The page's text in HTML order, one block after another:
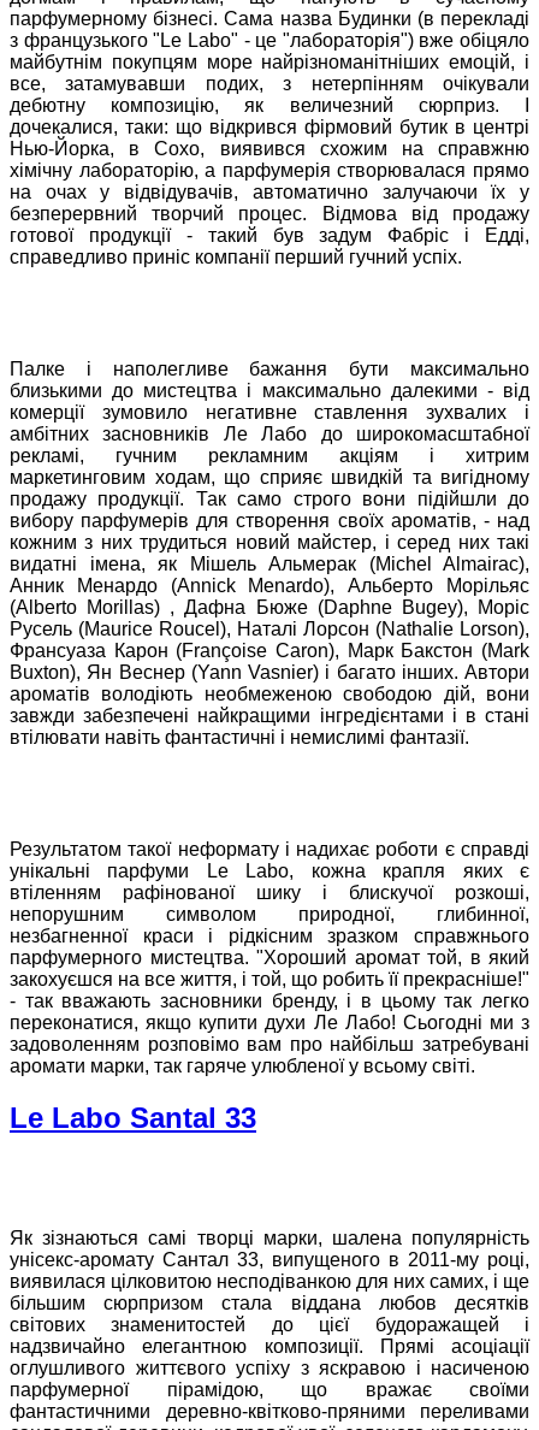
парфумерному бізнесі. Сама назва Будинки (в перекладі
з французького "Le Labo" - це "лабораторія") вже обіцяло
майбутнім покупцям море найрізноманітніших емоцій, і
все, затамувавши подих, з нетерпінням очікували
дебютну композицію, як величезний сюрприз. І
дочекалися, таки: що відкрився фірмовий бутик в центрі
Нью-Йорка, в Сохо, виявився схожим на справжню
хімічну лабораторію, а парфумерія створювалася прямо
на очах у відвідувачів, автоматично залучаючи їх у
безперервний творчий процес. Відмова від продажу
готової продукції - такий був задум Фабріс і Едді,
справедливо приніс компанії перший гучний успіх.
Палке і наполегливе бажання бути максимально
близькими до мистецтва і максимально далекими - від
комерції зумовило негативне ставлення зухвалих і
амбітних засновників Ле Лабо до широкомасштабної
рекламі, гучним рекламним акціям і хитрим
маркетинговим ходам, що сприяє швидкій та вигідному
продажу продукції. Так само строго вони підійшли до
вибору парфумерів для створення своїх ароматів, - над
кожним з них трудиться новий майстер, і серед них такі
видатні імена, як Мішель Альмерак (Michel Almairac),
Анник Менардо (Annick Menardo), Альберто Морільяс
(Alberto Morillas) , Дафна Бюже (Daphnе Bugey), Моріс
Русель (Maurice Roucel), Наталі Лорсон (Nathalie Lorson),
Франсуаза Карон (Françoise Caron), Марк Бакстон (Mark
Buxton), Ян Веснер (Yann Vasnier) і багато інших. Автори
ароматів володіють необмеженою свободою дій, вони
завжди забезпечені найкращими інгредієнтами і в стані
втілювати навіть фантастичні і немислимі фантазії.
Результатом такої неформату і надихає роботи є справді
унікальні парфуми Le Labo, кожна крапля яких є
втіленням рафінованої шику і блискучої розкоші,
непорушним символом природної, глибинної,
незбагненної краси і рідкісним зразком справжнього
парфумерного мистецтва. "Хороший аромат той, в який
закохуєшся на все життя, і той, що робить її прекрасніше!"
- так вважають засновники бренду, і в цьому так легко
переконатися, якщо купити духи Ле Лабо! Сьогодні ми з
задоволенням розповімо вам про найбільш затребувані
аромати марки, так гаряче улюбленої у всьому світі.
Le Labo Santal 33
Як зізнаються самі творці марки, шалена популярність
унісекс-аромату Сантал 33, випущеного в 2011-му році,
виявилася цілковитою несподіванкою для них самих, і ще
більшим сюрпризом стала віддана любов десятків
світових знаменитостей до цієї будоражащей і
надзвичайно елегантною композиції. Прямі асоціації
оглушливого життєвого успіху з яскравою і насиченою
парфумерної пірамідою, що вражає своїми
фантастичними деревно-квітково-пряними переливами